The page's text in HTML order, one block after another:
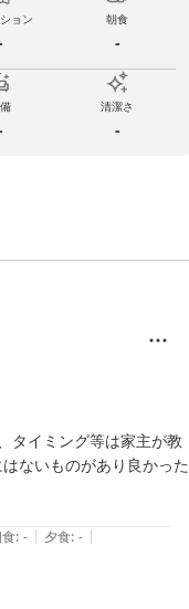
ョン 朝食
-
清潔さ
-
タイミング等は家主が教
ないものがあり良かった
す。近いからといって細
: - | 夕食: - |